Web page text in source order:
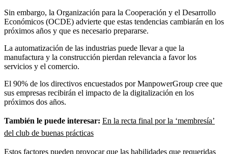
Sin embargo, la Organización para la Cooperación y el Desarrollo
Económicos (OCDE) advierte que estas tendencias cambiarán en los
próximos años y que es necesario prepararse.
La automatización de las industrias puede llevar a que la
manufactura y la construcción pierdan relevancia a favor los
servicios y el comercio.
El 90% de los directivos encuestados por ManpowerGroup cree que
sus empresas recibirán el impacto de la digitalización en los
próximos dos años.
También le puede interesar: En la recta final por la ‘membresía’
del club de buenas prácticas
Estos factores pueden provocar que las habilidades que requeridas